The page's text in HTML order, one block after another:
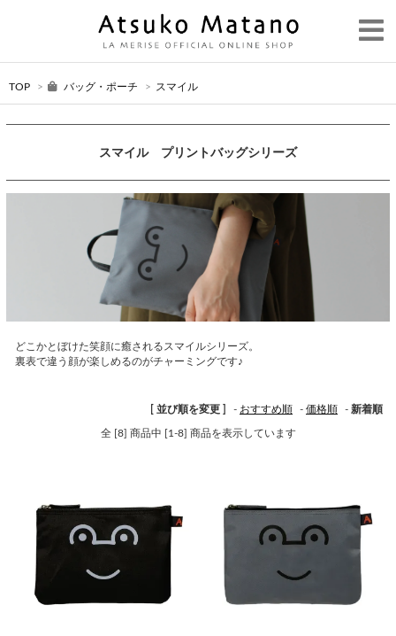
TOP > バッグ・ポーチ > スマイル
スマイル プリントバッグシリーズ
どこかとぼけた笑顔に癒されるスマイルシリーズ。
裏表で違う顔が楽しめるのがチャーミングです♪
[ 並び順を変更 ] - おすすめ順 - 価格順 - 新着順
全 [8] 商品中 [1-8] 商品を表示しています